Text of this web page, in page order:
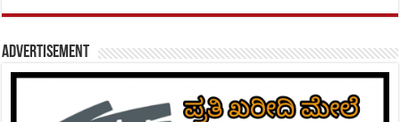
Advertisement